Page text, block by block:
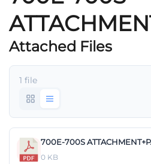
Attached Files
1 file
700E-700S
0 KB